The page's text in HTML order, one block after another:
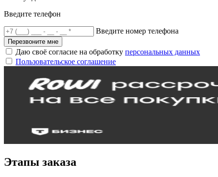
Введите телефон
Введите номер телефона
Перезвоните мне
Даю своё согласие на обработку персональных данных
Пользовательское соглашение
Этапы заказа